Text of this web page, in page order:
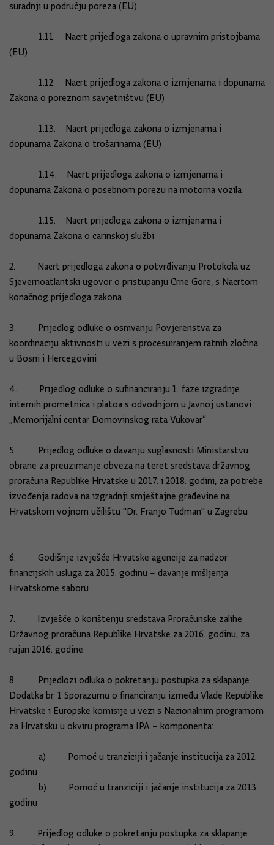
suradnji u području poreza (EU)
1.11. Nacrt prijedloga zakona o upravnim pristojbama
(EU)
1.12. Nacrt prijedloga zakona o izmjenama i dopunama
Zakona o poreznom savjetništvu (EU)
1.13. Nacrt prijedloga zakona o izmjenama i
dopunama Zakona o trošarinama (EU)
1.14. Nacrt prijedloga zakona o izmjenama i
dopunama Zakona o posebnom porezu na motorna vozila
1.15. Nacrt prijedloga zakona o izmjenama i
dopunama Zakona o carinskoj službi
2. Nacrt prijedloga zakona o potvrđivanju Protokola uz
Sjevernoatlantski ugovor o pristupanju Crne Gore, s Nacrtom
konačnog prijedloga zakona
3. Prijedlog odluke o osnivanju Povjerenstva za
koordinaciju aktivnosti u vezi s procesuiranjem ratnih zločina
u Bosni i Hercegovini
4. Prijedlog odluke o sufinanciranju 1. faze izgradnje
internih prometnica i platoa s odvodnjom u Javnoj ustanovi
„Memorijalni centar Domovinskog rata Vukovar“
5. Prijedlog odluke o davanju suglasnosti Ministarstvu
obrane za preuzimanje obveza na teret sredstava državnog
proračuna Republike Hrvatske u 2017. i 2018. godini, za potrebe
izvođenja radova na izgradnji smještajne građevine na
Hrvatskom vojnom učilištu "Dr. Franjo Tuđman" u Zagrebu
6. Godišnje izvješće Hrvatske agencije za nadzor
financijskih usluga za 2015. godinu – davanje mišljenja
Hrvatskome saboru
7. Izvješće o korištenju sredstava Proračunske zalihe
Državnog proračuna Republike Hrvatske za 2016. godinu, za
rujan 2016. godine
8. Prijedlozi odluka o pokretanju postupka za sklapanje
Dodatka br. 1 Sporazumu o financiranju između Vlade Republike
Hrvatske i Europske komisije u vezi s Nacionalnim programom
za Hrvatsku u okviru programa IPA – komponenta:
a) Pomoć u tranziciji i jačanje institucija za 2012.
godinu
b) Pomoć u tranziciji i jačanje institucija za 2013.
godinu
9. Prijedlog odluke o pokretanju postupka za sklapanje